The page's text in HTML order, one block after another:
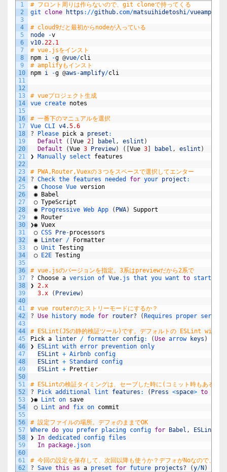
1
2
3
4
5
6
7
8
9
10
11
12
13
14
15
16
17
18
19
20
21
22
23
24
25
26
27
28
29
30
31
32
33
34
35
36
37
38
39
40
41
42
43
44
45
46
47
48
49
50
51
52
53
54
55
56
57
58
59
60
61
62
# フロント周りは作らないので、git cloneで持ってくる
git clone https : //github.com/matsuihidetoshi/
# cloud9だと最初からnodeが入っている
node
-v
v10.22.1
# vue.jsをインスト
npm i -g @vue/cli
# amplifyもインスト
npm i -g @aws -amplify/cli
# vueプロジェクト生成
vue create notes
# 一番下のマニュアルを選択
Vue CLI v4.5.6
?
Please pick a preset :
Default
( [Vue 2] babel , eslint )
Default
(Vue 3 Preview) ( [Vue 3] babel , eslint )
❯ Manually select features
# PWA,Router,Vuexの３つをスペースで選択してエンター
? Check the features needed for your project :
◉ Choose Vue version
◉ Babel
◯ TypeScript
◉ Progressive Web App ( PWA)
Support
◉ Router
❯◉ Vuex
◯ CSS Pre-processors
◉ Linter / Formatter
◯ Unit Testing
◯ E2E Testing
# vue.jsのバージョンを指定。3系はpreviewだから2系で
? Choose a version of Vue.js that you want to start
❯ 2.x
3.x
( Preview)
# vue routerのヒストリーモードにするか？
? Use history mode for router? (Requires proper server
# ESLint(JSの静的検証ツール)です。デフォルトの ESLint
Pick a linter / formatter config: (Use arrow keys )
❯
ESLint with error prevention only
ESLint + Airbnb config
ESLint + Standard config
ESLint + Prettier
# ESLintの検証タイミングは、セーブした時に(コミット時もある)
?
Pick additional lint features : ( Press <space> to
❯◉ Lint on save
◯ Lint and fix on commit
# 設定ファイルの場所。デフォのままでOK
Where do you prefer placing config for Babel , ESLint
❯
In dedicated config files
In package.json
# 今回の設定を保存して、次回以降も使うか？デフォがNoなので、保
? Save this as a preset for future projects? (y/N)